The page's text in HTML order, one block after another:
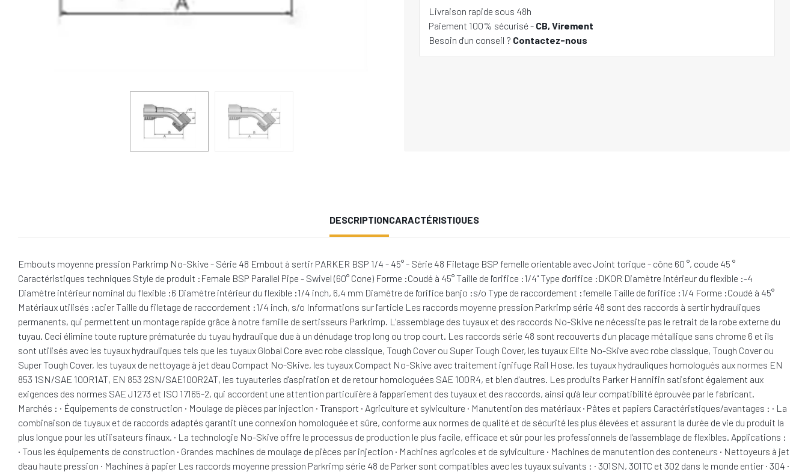
Livraison rapide sous 48h
Paiement 100% sécurisé - CB, Virement
Besoin d'un conseil ? Contactez-nous
DESCRIPTIONCARACTÉRISTIQUES
Embouts moyenne pression Parkrimp No-Skive - Série 48 Embout à sertir PARKER BSP 1/4 - 45° - Série 48 Filetage BSP femelle orientable avec Joint torique - cône 60 °, coude 45 °
Caractéristiques techniques Style de produit :Female BSP Parallel Pipe - Swivel (60° Cone) Forme :Coudé à 45° Taille de l'orifice :1/4" Type d'orifice :DKOR Diamètre intérieur du flexible :-4
Diamètre intérieur nominal du flexible :6 Diamètre intérieur du flexible :1/4 inch, 6,4 mm Diamètre de l'orifice banjo :s/o Type de raccordement :femelle Taille de l'orifice :1/4 Forme :Coudé à 45°
Matériaux utilisés :acier Taille du filetage de raccordement :1/4 inch, s/o Informations sur l'article Les raccords moyenne pression Parkrimp série 48 sont des raccords à sertir hydrauliques
permanents, qui permettent un montage rapide grâce à notre famille de sertisseurs Parkrimp. L'assemblage des tuyaux et des raccords No-Skive ne nécessite pas le retrait de la robe externe du
tuyau. Ceci élimine toute rupture prématurée du tuyau hydraulique due à un dénudage trop long ou trop court. Les raccords série 48 sont recouverts d'un placage métallique sans chrome 6 et ils
sont utilisés avec les tuyaux hydrauliques tels que les tuyaux Global Core avec robe classique, Tough Cover ou Super Tough Cover, les tuyaux Elite No-Skive avec robe classique, Tough Cover ou
Super Tough Cover, les tuyaux de nettoyage à jet d'eau Compact No-Skive, les tuyaux Compact No-Skive avec traitement ignifuge Rail Hose, les tuyaux hydrauliques homologués aux normes EN
853 1SN/SAE 100R1AT, EN 853 2SN/SAE100R2AT, les tuyauteries d'aspiration et de retour homologuées SAE 100R4, et bien d'autres. Les produits Parker Hannifin satisfont également aux
exigences des normes SAE J1273 et ISO 17165-2, qui accordent une attention particulière à l'appariement des tuyaux et des raccords, ainsi qu'à leur compatibilité éprouvée par le fabricant.
Marchés : · Équipements de construction · Moulage de pièces par injection · Transport · Agriculture et sylviculture · Manutention des matériaux · Pâtes et papiers Caractéristiques/avantages : · La
combinaison de tuyaux et de raccords adaptés garantit une connexion homologuée et sûre, conforme aux normes de qualité et de sécurité les plus élevées et assurant la durée de vie du produit la
plus longue pour les utilisateurs finaux. · La technologie No-Skive offre le processus de production le plus facile, efficace et sûr pour les professionnels de l'assemblage de flexibles. Applications :
· Tous les équipements de construction · Grandes machines de moulage de pièces par injection · Machines agricoles et de sylviculture · Machines de manutention des conteneurs · Nettoyeurs à jet
d'eau haute pression · Machines à papier Les raccords moyenne pression Parkrimp série 48 de Parker sont compatibles avec les tuyaux suivants : · 301SN, 301TC et 302 dans le monde entier · 304 ·